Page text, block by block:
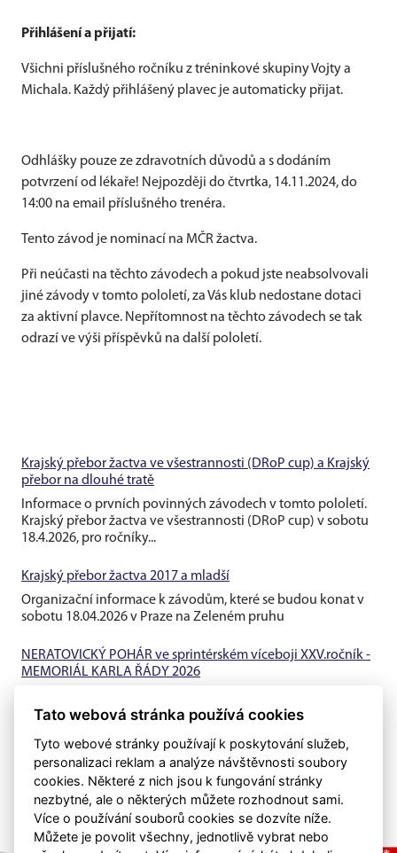
Přihlášení a přijatí:
Všichni příslušného ročníku z tréninkové skupiny Vojty a
Michala. Každý přihlášený plavec je automaticky přijat.
Odhlášky pouze ze zdravotních důvodů a s dodáním
potvrzení od lékaře! Nejpozději do čtvrtka, 14.11.2024, do
14:00 na email příslušného trenéra.
Tento závod je nominací na MČR žactva.
Při neúčasti na těchto závodech a pokud jste neabsolvovali
jiné závody v tomto pololetí, za Vás klub nedostane dotaci
za aktivní plavce. Nepřítomnost na těchto závodech se tak
odrazí ve výši příspěvků na další pololetí.
Krajský přebor žactva ve všestrannosti (DRoP cup) a Krajský
přebor na dlouhé tratě
Informace o prvních povinných závodech v tomto pololetí.
Krajský přebor žactva ve všestrannosti (DRoP cup) v sobotu
18.4.2026, pro ročníky...
Krajský přebor žactva 2017 a mladší
Organizační informace k závodům, které se budou konat v
sobotu 18.04.2026 v Praze na Zeleném pruhu
NERATOVICKÝ POHÁR ve sprintérském víceboji XXV.ročník -
MEMORIÁL KARLA ŘÁDY 2026
10.1.2026 v Neratovickém bazénu.
Tato webová stránka používá cookies
Tyto webové stránky používají k poskytování služeb,
personalizaci reklam a analýze návštěvnosti soubory
cookies. Některé z nich jsou k fungování stránky
nezbytné, ale o některých můžete rozhodnout sami.
Více o používání souborů cookies se dozvíte níže.
Můžete je povolit všechny, jednotlivě vybrat nebo